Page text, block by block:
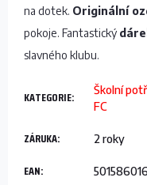
na dotek. Originální
pokoje. Fantastický
slavného klubu.
KATEGORIE:
Školní
FC
ZÁRUKA: 2 roky
EAN: